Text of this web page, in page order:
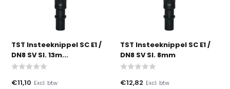
TST Insteeknippel SC E1 /
DN8 SV Sl. 13m...
€11,10 Excl. btw
TST Insteeknippel SC E1 /
DN8 SV Sl. 8mm
€12,82 Excl. btw